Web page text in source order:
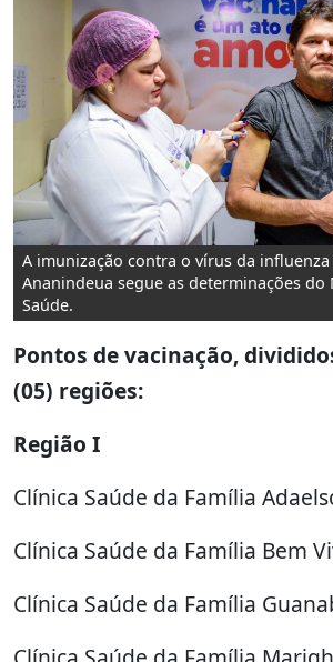
A imunização contra o vírus da
Ananindeua segue as determinações do
Saúde.
Pontos de vacinação,
(05) regiões:
Região I
Clínica Saúde da Família
Clínica Saúde da Família Bem
Clínica Saúde da Família